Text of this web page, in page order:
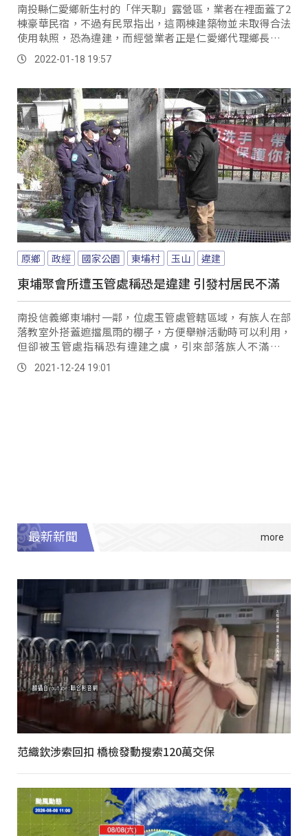
南投縣仁愛鄉新生村的「伴天聊」露營區，業者在裡面蓋了2
棟豪華民宿，不過有民眾指出，這兩棟建築物並未取得合法
使用執照，恐為違建，而經營業者正是仁愛鄉代理鄉長張子
孝的兒子，懷疑有包庇之嫌，對此露營區業者也...。
2022-01-18 19:57
原鄉 政經 國家公園 東埔村 玉山 違建
東埔聚會所遭玉管處稱恐是違建 引發村居民不滿
南投信義鄉東埔村一鄰，位處玉管處管轄區域，有族人在部
落教室外搭蓋遮擋風雨的棚子，方便舉辦活動時可以利用，
但卻被玉管處指稱恐有違建之虞，引來部落族人不滿跟抗
議，認為玉管處應該尊重部落族人生活慣習，不應處...。
2021-12-24 19:01
最新新聞
范織欽涉索回扣 橋檢發動搜索120萬交保